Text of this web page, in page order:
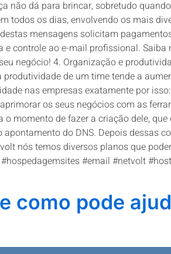
não dá para brincar, sobretudo
todos os dias, envolvendo os mais
mensagens solicitam
controle ao e-mail profissional. Saiba
negócio! 4. Organização e
de um time tende a
nas empresas exatamente por
os seus negócios com as
momento de fazer a criação dele,
do DNS. Depois dessas
nós temos diversos planos que
#email #netvolt
como pode